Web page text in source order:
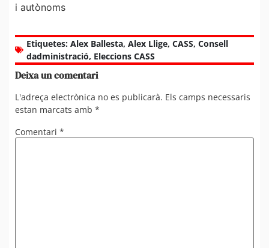
i autònoms
Etiquetes: Alex Ballesta, Alex Llige, CASS, Consell
dadministració, Eleccions CASS
Deixa un comentari
L'adreça electrònica no es publicarà. Els camps necessaris
estan marcats amb *
Comentari *